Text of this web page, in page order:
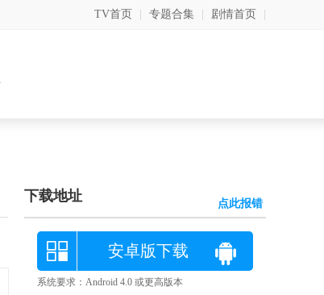
TV首页 专题合集 剧情首页
下载地址 点此报错
安卓版下载
系统要求：Android 4.0 或更高版本